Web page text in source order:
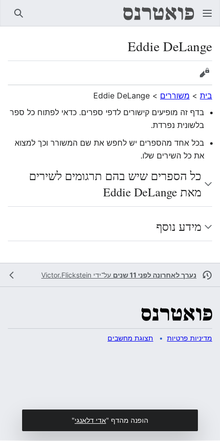
Eddie DeLange
הצגת מקור
בית > משוררים >
Eddie DeLange
בדף זה מופיעים קישורים לדפי ספרים. כדאי לפתוח כל ספר
בלשונית נפרדת.
בכל אחד מהספרים יש לחפש את שם המשורר וכך למצוא
את כל השירים שלו.
כל הספרים שיש בהם תרגומים לשירים
מאת Eddie DeLange
מידע נוסף
נערך לאחרונה לפני 11 שנים על־ידי Victor.Flickstein
מדיניות פרטיות תצוגת מחשבים
הופנה מהדף "אדי דלאנגי"